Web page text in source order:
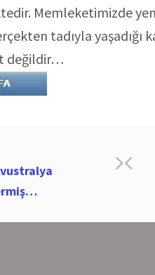
Memleketimizde
tadıyla yaşadığı
değildir…